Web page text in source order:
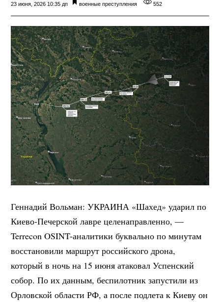
23 июня, 2026 10:35 дп военные преступления 552
Геннадий Вольман: УКРАИНА «Шахед» ударил по
Киево-Печерской лавре целенаправленно, —
Terrecon OSINT-аналитики буквально по минутам
восстановили маршрут российского дрона,
который в ночь на 15 июня атаковал Успенский
собор. По их данным, беспилотник запустили из
Орловской области РФ, а после подлета к Киеву он